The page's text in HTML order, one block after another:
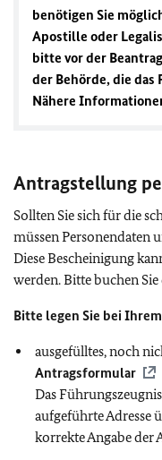
benötigen Sie
Apostille oder
bitte vorder
der Behörde, die
Nähere
Antragstellung
Sollten Sie sich für die
müssen Personendaten
Diese Bescheinigung
werden. Bitte buchen
Bitte legen Sie bei
ausgefülltes, noch
Antragsformular
Das
aufgeführte Adresse
korrekte Angabe der